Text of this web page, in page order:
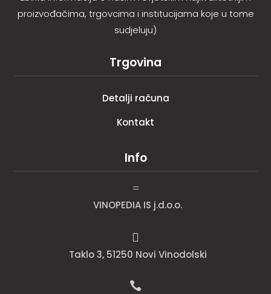
proizvođačima, trgovcima i institucijama koje u tome
sudjeluju)
Trgovina
Detalji računa
Kontakt
Info
=
VINOPEDIA IS j.d.o.o.

Taklo 3, 51250 Novi Vinodolski
